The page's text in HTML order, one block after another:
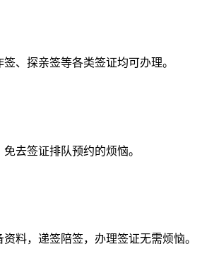
、探亲签等各类签证均可办理。
去签证排队预约的烦恼。
料，递签陪签，办理签证无需烦恼。